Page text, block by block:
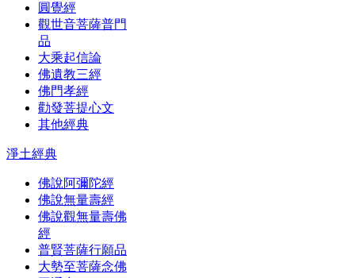
圓覺經
觀世音菩薩普門
品
大乘起信論
佛遺教三經
佛門孝經
勸發菩提心文
其他經典
淨土經典
佛說阿彌陀經
佛說無量壽經
佛說觀無量壽佛
經
普賢菩薩行願品
大勢至菩薩念佛